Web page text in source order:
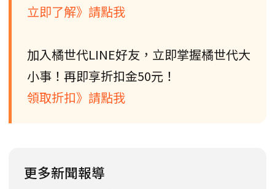
立即了解》請點我
加入橘世代LINE好友，立即掌握橘世代大
小事！再即享折扣金50元！
領取折扣》請點我
更多新聞報導